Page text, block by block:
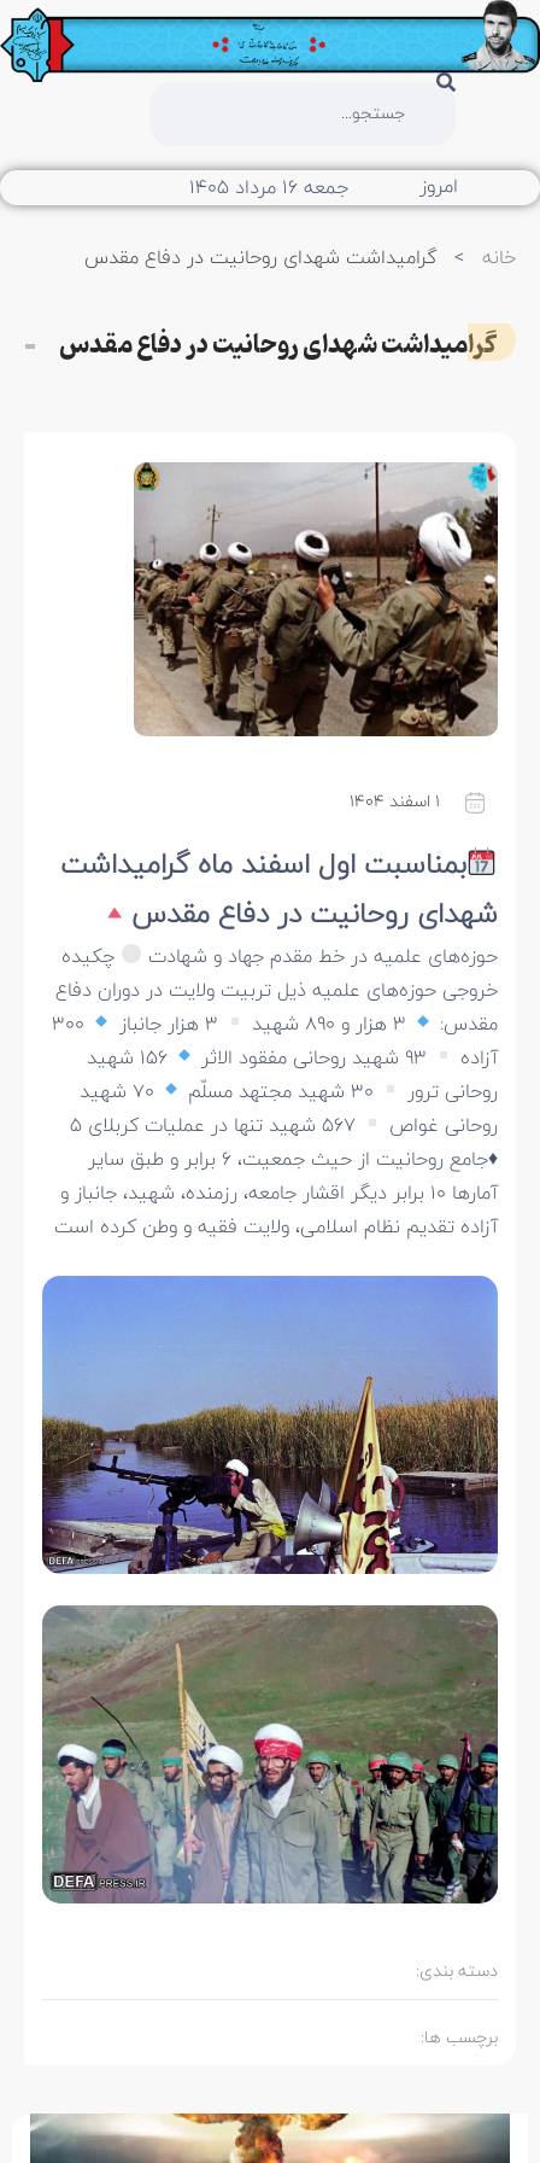
امروز جمعه ۱۶ مرداد ۱۴۰۵
خانه > گرامیداشت شهدای روحانیت در دفاع مقدس
گرامیداشت شهدای روحانیت در دفاع مقدس
۱ اسفند ۱۴۰۴
بمناسبت اول اسفند ماه گرامیداشت
شهدای روحانیت در دفاع مقدس
حوزه‌های علمیه در خط مقدم جهاد و شهادت
چکیده
خروجی حوزه‌های علمیه ذیل تربیت ولایت در دوران دفاع
مقدس:
۳۰۰
آزاده
۱۵۶ شهید
روحانی ترور
۷۰ شهید
روحانی غواص
۵۶۷ شهید تنها در عملیات کربلای ۵
♦️
جامع روحانیت از حیث جمعیت، ۶ برابر و طبق سایر
آمارها ۱۰ برابر دیگر اقشار جامعه، رزمنده، شهید، جانباز و
آزاده تقدیم نظام اسلامی، ولایت فقیه و وطن کرده است
دسته بندی:
برچسب ها: